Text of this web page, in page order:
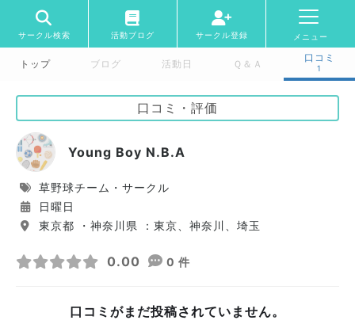
サークル検索 活動ブログ サークル登録 メニュー
トップ ブログ 活動日 Ｑ＆Ａ
口コミ
1
口コミ・評価
Young Boy N.B.A
草野球チーム・サークル
日曜日
東京都 ・神奈川県 ：東京、神奈川、埼玉
0.00 0 件
口コミがまだ投稿されていません。